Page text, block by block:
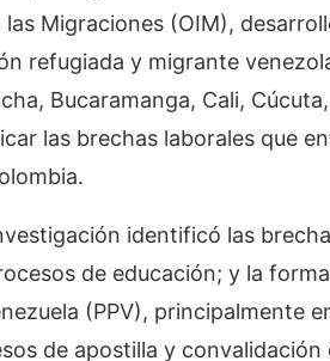
Migraciones (OIM),
refugiada y migrante
Bucaramanga, Cali,
las brechas laborales que
identificó las
de educación; y la
(PPV), principalmente
de apostilla y